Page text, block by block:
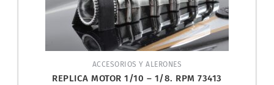
ACCESORIOS Y ALERONES
REPLICA MOTOR 1/10 – 1/8. RPM 73413